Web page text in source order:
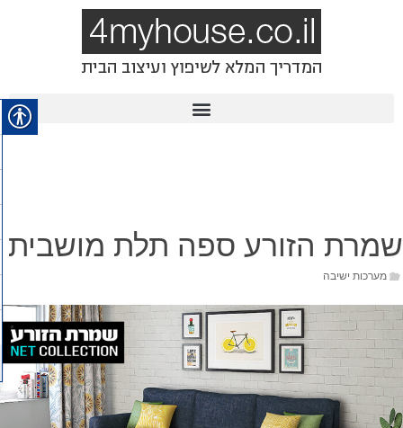
שמרת הזורע ספה תלת מושבית
מערכות ישיבה